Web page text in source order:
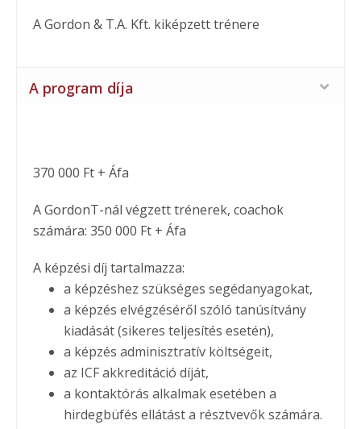
A Gordon & T.A. Kft. kiképzett trénere
A program díja
370 000 Ft + Áfa
A GordonT-nál végzett trénerek, coachok
számára: 350 000 Ft + Áfa
A képzési díj tartalmazza:
a képzéshez szükséges segédanyagokat,
a képzés elvégzéséről szóló tanúsítvány
kiadását (sikeres teljesítés esetén),
a képzés adminisztratív költségeit,
az ICF akkreditáció díját,
a kontaktórás alkalmak esetében a
hirdegbüfés ellátást a résztvevők számára.